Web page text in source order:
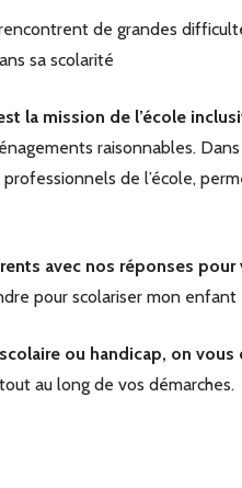
de grandes
sa scolarité
la mission de l’école
raisonnables.
de l’école,
avec nos réponses
pour scolariser mon enfant
ou handicap, on
au long de vos démarches.